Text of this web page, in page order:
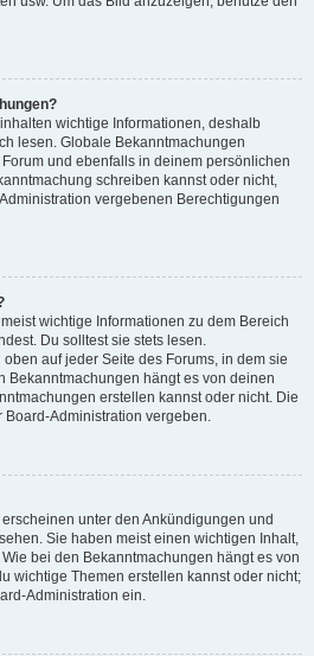
wichtige Informationen, deshalb
lesen. Globale Bekanntmachungen
und ebenfalls in deinem persönlichen
schreiben kannst oder nicht,
vergebenen Berechtigungen
wichtige Informationen zu dem Bereich
Du solltest sie stets lesen.
auf jeder Seite des Forums, in dem sie
Bekanntmachungen hängt es von deinen
erstellen kannst oder nicht. Die
Administration vergeben.
unter den Ankündigungen und
Sie haben meist einen wichtigen Inhalt,
bei den Bekanntmachungen hängt es von
wichtige Themen erstellen kannst oder nicht;
Administration ein.